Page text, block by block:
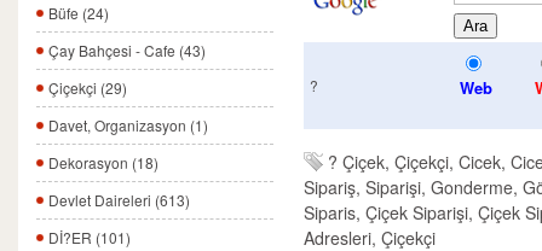
Büfe (24)
Çay Bahçesi - Cafe (43)
Çiçekçi (29)
Davet, Organizasyon (1)
Dekorasyon (18)
Devlet Daireleri (613)
Dİ?ER (101)
? Web
? Çiçek, Çiçekçi, Cicek,
Sipariş, Siparişi, Gonderme,
Siparis, Çiçek Siparişi, Çiçek
Adresleri, Çiçekçi